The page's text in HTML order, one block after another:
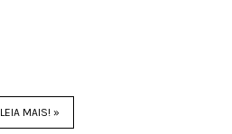
LEIA MAIS! »